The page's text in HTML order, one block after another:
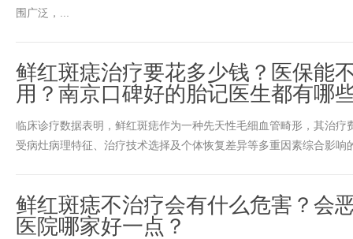
围广泛，...
鲜红斑痣治疗要花多少钱？医保能
用？南京口碑好的胎记医生都有哪
临床诊疗数据表明，鲜红斑痣作为一种先天性毛细血管畸形，其治疗
受病灶病理特征、治疗技术选择及个体恢复差异等多重因素综合影响
鲜红斑痣不治疗会有什么危害？会
医院哪家好一点？